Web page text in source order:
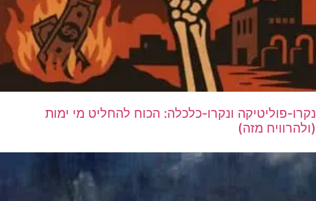
נקרו-פוליטיקה ונקרו-כלכלה: הכוח להחליט מי ימות
(ולהרוויח מזה)